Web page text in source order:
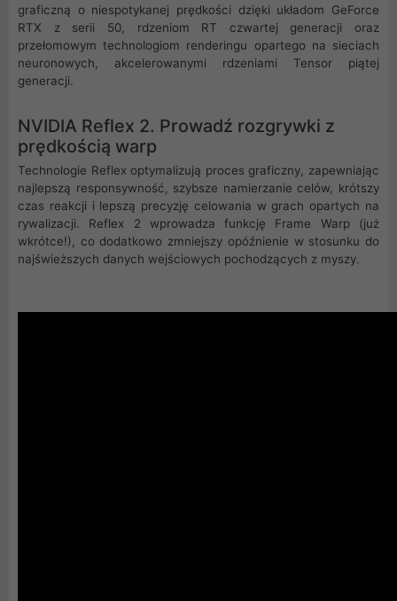
graficzną o niespotykanej prędkości dzięki układom GeForce
RTX z serii 50, rdzeniom RT czwartej generacji oraz
przełomowym technologiom renderingu opartego na sieciach
neuronowych, akcelerowanymi rdzeniami Tensor piątej
generacji.
NVIDIA Reflex 2. Prowadź rozgrywki z
prędkością warp
Technologie Reflex optymalizują proces graficzny, zapewniając
najlepszą responsywność, szybsze namierzanie celów, krótszy
czas reakcji i lepszą precyzję celowania w grach opartych na
rywalizacji. Reflex 2 wprowadza funkcję Frame Warp (już
wkrótce!), co dodatkowo zmniejszy opóźnienie w stosunku do
najświeższych danych wejściowych pochodzących z myszy.